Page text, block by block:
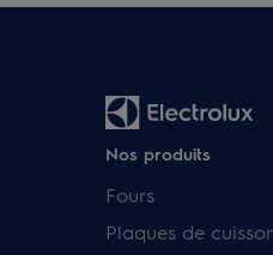
Nos produits
Fours
Plaques de